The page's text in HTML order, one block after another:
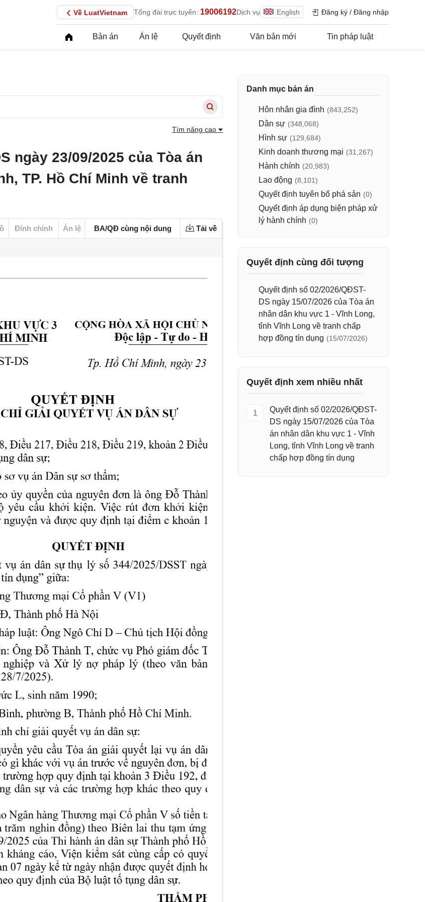
Về LuatVietnam Tổng đài trực tuyến: 19006192Dịch vụ English Đăng ký / Đăng nhập
Bản án Án lệ Quyết định Văn bản mới Tin pháp luật
Tìm nâng cao
ngày 23/09/2025 của Tòa án
TP. Hồ Chí Minh về tranh
Đính chính Án lệ BA/QĐ cùng nội dung Tải về
Danh mục bản án
Hôn nhân gia đình (843,252)
Dân sự (348,068)
Hình sự (129,684)
Kinh doanh thương mại (31,267)
Hành chính (20,983)
Lao động (8,101)
Quyết định tuyên bố phá sản (0)
Quyết định áp dụng biện pháp xử
lý hành chính (0)
Quyết định cùng đối tượng
Quyết định số 02/2026/QĐST-
DS ngày 15/07/2026 của Tòa án
nhân dân khu vực 1 - Vĩnh Long,
tỉnh Vĩnh Long về tranh chấp
hợp đồng tín dụng (15/07/2026)
Quyết định xem nhiều nhất
1
Quyết định số 02/2026/QĐST-
DS ngày 15/07/2026 của Tòa
án nhân dân khu vực 1 - Vĩnh
Long, tỉnh Vĩnh Long về tranh
chấp hợp đồng tín dụng